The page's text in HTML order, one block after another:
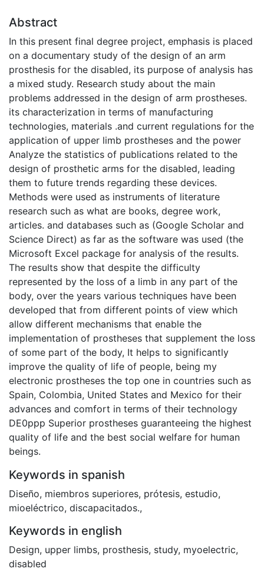
Abstract
In this present final degree project, emphasis is placed
on a documentary study of the design of an arm
prosthesis for the disabled, its purpose of analysis has
a mixed study. Research study about the main
problems addressed in the design of arm prostheses.
its characterization in terms of manufacturing
technologies, materials .and current regulations for the
application of upper limb prostheses and the power
Analyze the statistics of publications related to the
design of prosthetic arms for the disabled, leading
them to future trends regarding these devices.
Methods were used as instruments of literature
research such as what are books, degree work,
articles. and databases such as (Google Scholar and
Science Direct) as far as the software was used (the
Microsoft Excel package for analysis of the results.
The results show that despite the difficulty
represented by the loss of a limb in any part of the
body, over the years various techniques have been
developed that from different points of view which
allow different mechanisms that enable the
implementation of prostheses that supplement the loss
of some part of the body, It helps to significantly
improve the quality of life of people, being my
electronic prostheses the top one in countries such as
Spain, Colombia, United States and Mexico for their
advances and comfort in terms of their technology
DE0ppp Superior prostheses guaranteeing the highest
quality of life and the best social welfare for human
beings.
Keywords in spanish
Diseño, miembros superiores, prótesis, estudio,
mioeléctrico, discapacitados.,
Keywords in english
Design, upper limbs, prosthesis, study, myoelectric,
disabled